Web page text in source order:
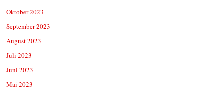
Oktober 2023
September 2023
August 2023
Juli 2023
Juni 2023
Mai 2023